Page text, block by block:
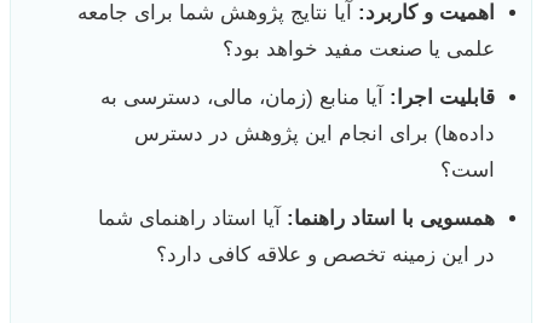
اهمیت و کاربرد: آیا نتایج پژوهش شما برای جامعه
علمی یا صنعت مفید خواهد بود؟
قابلیت اجرا: آیا منابع (زمان، مالی، دسترسی به
داده‌ها) برای انجام این پژوهش در دسترس
است؟
همسویی با استاد راهنما: آیا استاد راهنمای شما
در این زمینه تخصص و علاقه کافی دارد؟